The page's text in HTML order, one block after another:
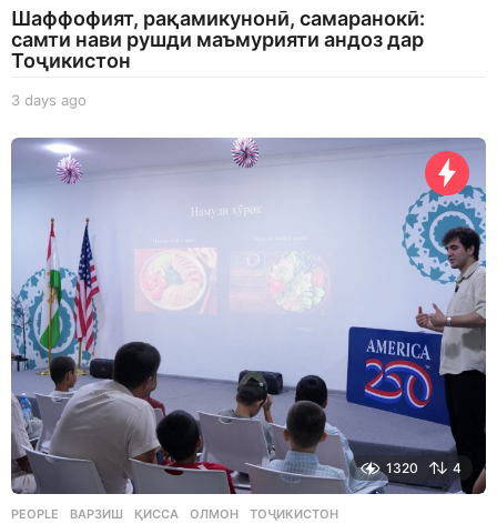
Шаффофият, рақамикунонӣ, самаранокӣ:
самти нави рушди маъмурияти андоз дар
Тоҷикистон
3 days ago
a
g
o
1320 4
PEOPLE ВАРЗИШ ,ҚИССА ,ОЛМОН ,ТОҶИКИСТОН